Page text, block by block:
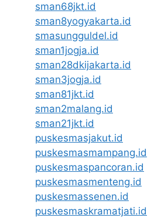
sman68jkt.id
sman8yogyakarta.id
smasungguldel.id
sman1jogja.id
sman28dkijakarta.id
sman3jogja.id
sman81jkt.id
sman2malang.id
sman21jkt.id
puskesmasjakut.id
puskesmasmampang.id
puskesmaspancoran.id
puskesmasmenteng.id
puskesmassenen.id
puskesmaskramatjati.id